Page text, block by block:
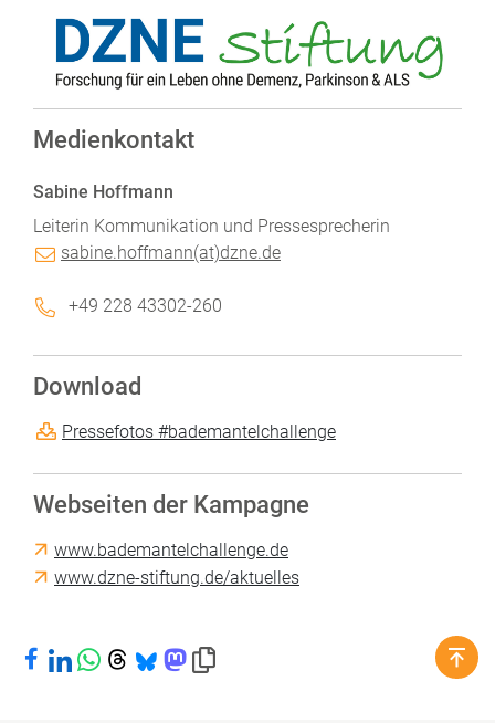
Medienkontakt
Sabine Hoffmann
Leiterin Kommunikation und Pressesprecherin
sabine.hoffmann(at)dzne.de
+49 228 43302-260
Download
Pressefotos #bademantelchallenge
Webseiten der Kampagne
www.bademantelchallenge.de
www.dzne-stiftung.de/aktuelles
Bei Facebook teilen
Bei LinkedIn teilen
Bei WhatsApp teilen
Bei Threads teilen
Bei Bluesky teilen
Bei Mastodon teilen
Link in die Zwischenablage kopieren